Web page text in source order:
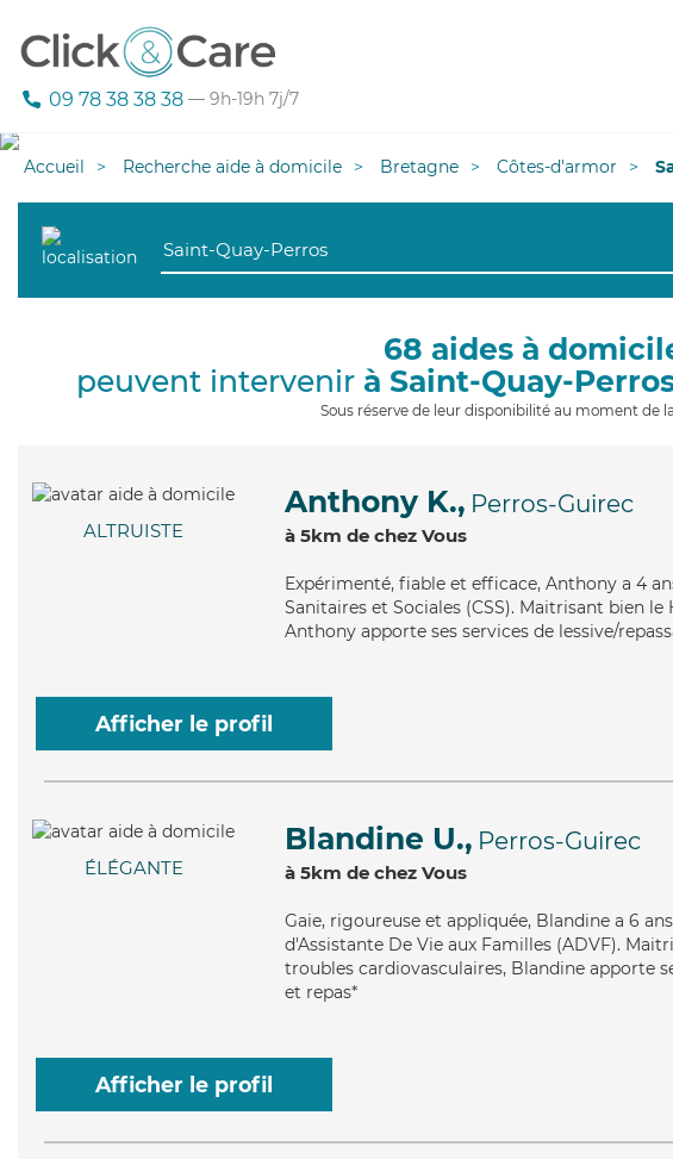
09 78 38 38 38 — 9h-19h 7j/7
Accueil Recherche aide à domicile Bretagne Côtes-d'armor
68 aides à
peuvent intervenir à Saint-Quay-
Sous réserve de leur disponibilité au moment de
ALTRUISTE
Anthony K., Perros-Guirec
à 5km de chez Vous
Expérimenté, fiable et efficace, Anthony a 4
Sanitaires et Sociales (CSS). Maitrisant bien
Anthony apporte ses services de lessive/
Afficher le profil
ÉLÉGANTE
Blandine U., Perros-Guirec
à 5km de chez Vous
Gaie, rigoureuse et appliquée, Blandine a 6
d'Assistante De Vie aux Familles (ADVF).
troubles cardiovasculaires, Blandine apporte
et repas*
Afficher le profil